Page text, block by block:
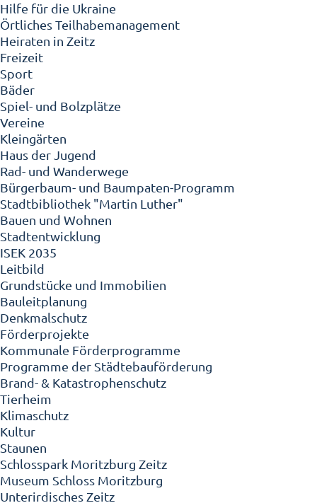
Hilfe für die Ukraine
Örtliches Teilhabemanagement
Heiraten in Zeitz
Freizeit
Sport
Bäder
Spiel- und Bolzplätze
Vereine
Kleingärten
Haus der Jugend
Rad- und Wanderwege
Bürgerbaum- und Baumpaten-Programm
Stadtbibliothek "Martin Luther"
Bauen und Wohnen
Stadtentwicklung
ISEK 2035
Leitbild
Grundstücke und Immobilien
Bauleitplanung
Denkmalschutz
Förderprojekte
Kommunale Förderprogramme
Programme der Städtebauförderung
Brand- & Katastrophenschutz
Tierheim
Klimaschutz
Kultur
Staunen
Schlosspark Moritzburg Zeitz
Museum Schloss Moritzburg
Unterirdisches Zeitz